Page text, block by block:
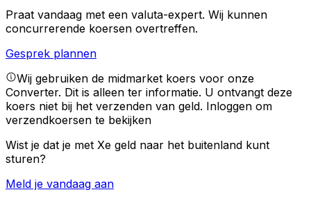
Praat vandaag met een valuta-expert. Wij kunnen
concurrerende koersen overtreffen.
Gesprek plannen
Wij gebruiken de midmarket koers voor onze
Converter. Dit is alleen ter informatie. U ontvangt deze
koers niet bij het verzenden van geld. Inloggen om
verzendkoersen te bekijken
Wist je dat je met Xe geld naar het buitenland kunt
sturen?
Meld je vandaag aan